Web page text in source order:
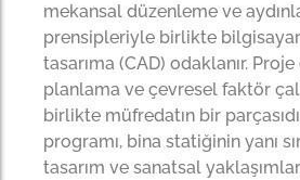
mekansal düzenleme ve
prensipleriyle birlikte
tasarıma (CAD) odaklanır.
planlama ve çevresel faktör
birlikte müfredatın bir
programı, bina statiğinin yanı
tasarım ve sanatsal